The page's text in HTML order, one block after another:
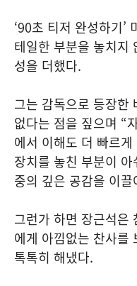
‘90초 티저 완성하기’
테일한 부분을 놓치지
성을 더했다.
그는 감독으로 등장한
없다는 점을 짚으며 “
에서 이해도 더 빠르
장치를 놓친 부분이
중의 깊은 공감을 이끌
그런가 하면 장근석은
에게 아낌없는 찬사를
톡톡히 해냈다.